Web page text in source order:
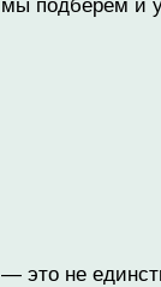
подберем и
это не